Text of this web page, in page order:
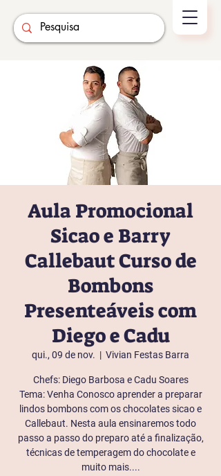
Aula Promocional
Sicao e Barry
Callebaut Curso de
Bombons
Presenteáveis com
Diego e Cadu
qui., 09 de nov.
  |
Vivian Festas Barra
Chefs: Diego Barbosa e Cadu Soares
Tema: Venha Conosco aprender a preparar
lindos bombons com os chocolates sicao e
Callebaut. Nesta aula ensinaremos todo
passo a passo do preparo até a finalização,
técnicas de temperagem do chocolate e
muito mais....